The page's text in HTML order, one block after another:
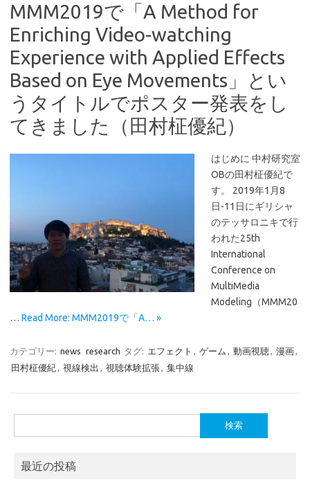
MMM2019で「A Method for
Enriching Video-watching
Experience with Applied Effects
Based on Eye Movements」とい
うタイトルでポスター発表をし
てきました（田村柾優紀）
はじめに 中村研究室
OBの田村柾優紀で
す。 2019年1月8
日-11日にギリシャ
のテッサロニキで行
われた25th
International
Conference on
MultiMedia
Modeling（MMM20
… Read More: MMM2019で「A… »
カテゴリー: news research タグ: エフェクト , ゲーム , 動画視聴, 漫画,
田村柾優紀, 視線検出 , 視聴体験拡張, 集中線
索:
最近の投稿